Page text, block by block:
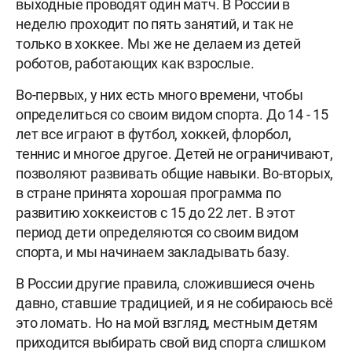
выходные проводят один матч. В России в
неделю проходит по пять занятий, и так не
только в хоккее. Мы же не делаем из детей
роботов, работающих как взрослые.
Во-первых, у них есть много времени, чтобы
определиться со своим видом спорта. До 14 - 15
лет все играют в футбол, хоккей, флорбол,
теннис и многое другое. Детей не ограничивают,
позволяют развивать общие навыки. Во-вторых,
в стране принята хорошая программа по
развитию хоккеистов с 15 до 22 лет. В этот
период дети определяются со своим видом
спорта, и мы начинаем закладывать базу.
В России другие правила, сложившиеся очень
давно, ставшие традицией, и я не собираюсь всё
это ломать. Но на мой взгляд, местным детям
приходится выбирать свой вид спорта слишком